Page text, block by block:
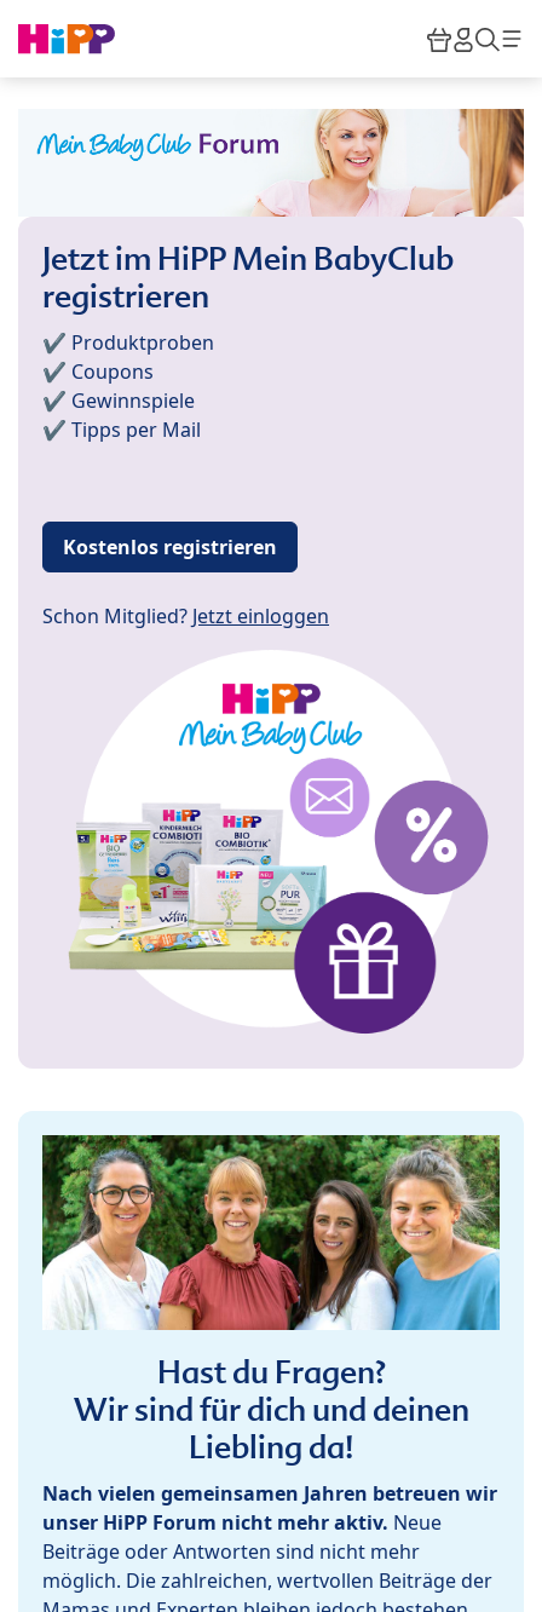
HiPP
Jetzt im HiPP Mein BabyClub
registrieren
✔️ Produktproben
✔️ Coupons
✔️ Gewinnspiele
✔️ Tipps per Mail
Kostenlos registrieren
Schon Mitglied? Jetzt einloggen
Hast du Fragen?
Wir sind für dich und deinen
Liebling da!
Nach vielen gemeinsamen Jahren betreuen wir
unser HiPP Forum nicht mehr aktiv. Neue
Beiträge oder Antworten sind nicht mehr
möglich. Die zahlreichen, wertvollen Beiträge der